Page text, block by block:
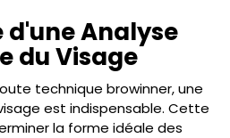
Analyse
du Visage
technique browinner, une
est indispensable. Cette
la forme idéale des